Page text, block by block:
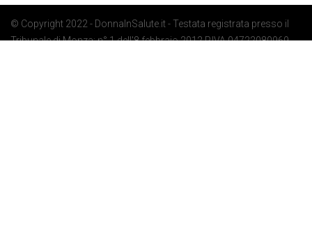
© Copyright 2022 - DonnaInSalute.it - Testata registrata presso il
Tribunale di Monza: n° 1 dell'8 febbraio 2012 P.IVA 04722080969 -